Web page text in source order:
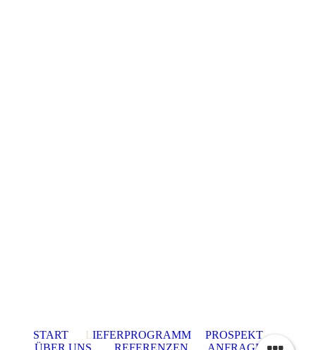
START LIEFERPROGRAMM
PROSPEKT